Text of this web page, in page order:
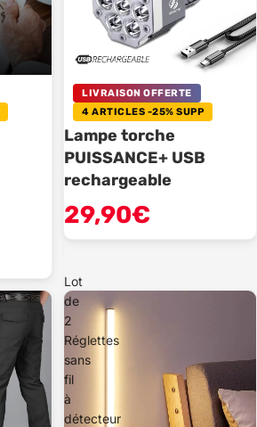
LIVRAISON OFFERTE
4 ARTICLES -25% SUPP
Lampe torche
PUISSANCE+ USB
rechargeable
29,90€
Lot
de
2
Réglettes
sans
fil
à
détecteur